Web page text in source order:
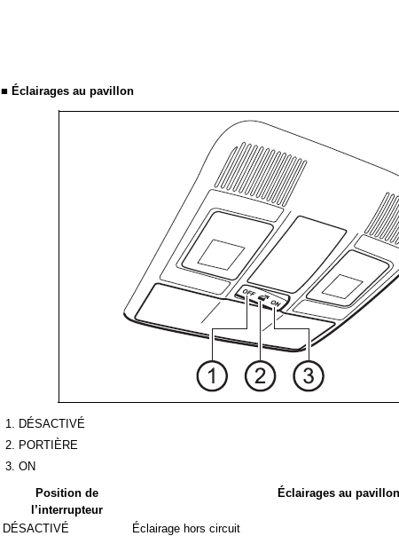
■ Éclairages au pavillon
DÉSACTIVÉ
PORTIÈRE
ON
Position de
l’interrupteur
Éclairages au pavillon
DÉSACTIVÉ
Éclairage hors circuit